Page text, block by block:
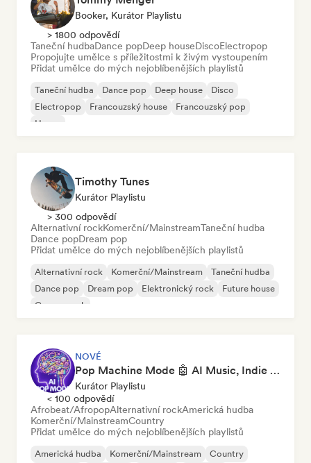
Booker, Kurátor Playlistu
> 1800 odpovědí
Taneční hudbaDance popDeep houseDiscoElectropop
Propojujte umělce s příležitostmi k živým vystoupením
Přidat umělce do mých nejoblíbenějších playlistů
Taneční hudba Dance pop Deep house
Disco
Electropop
Francouzský house
Francouzský pop
House
Timothy Tunes
Kurátor Playlistu
> 300 odpovědí
Alternativní rockKomerční/MainstreamTaneční hudba
Dance popDream pop
Přidat umělce do mých nejoblíbenějších playlistů
Alternativní rock Komerční/Mainstream
Taneční hudba
Dance pop
Dream pop Elektronický rock
Future house
Garage rock
NOVÉ
Pop Machine Mode 🤖 AI Music, Indie Pop & Dream Pop
Kurátor Playlistu
< 100 odpovědí
Afrobeat/AfropopAlternativní rockAmerická hudba
Komerční/MainstreamCountry
Přidat umělce do mých nejoblíbenějších playlistů
Americká hudba Komerční/Mainstream Country